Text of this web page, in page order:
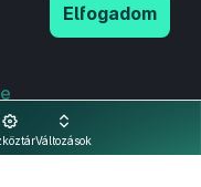
Változások
Elfogadom